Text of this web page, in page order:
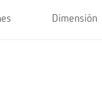
Dimensión